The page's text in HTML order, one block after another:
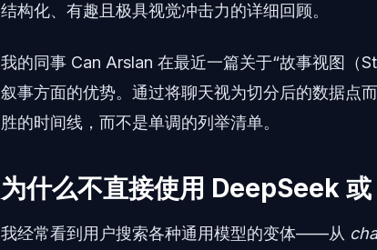
结构化、有趣且极具视觉冲击力的详细回顾。
我的同事 Can Arslan 在最近一篇关于“故事视图（
叙事方面的优势。通过将聊天视为切分后的数据点
胜的时间线，而不是单调的列举清单。
为什么不直接使用 DeepSeek
我经常看到用户搜索各种通用模型的变体——从